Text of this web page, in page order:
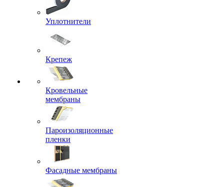
Уплотнители
Крепеж
Кровельные
мембраны
Пароизоляционные
пленки
Фасадные мембраны